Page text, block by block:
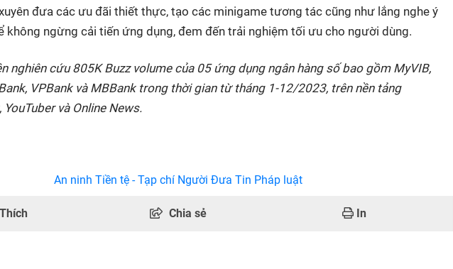
đưa các ưu đãi thiết thực, tạo các minigame tương tác cũng như lắng nghe ý
không ngừng cải tiến ứng dụng, đem đến trải nghiệm tối ưu cho người dùng.
nghiên cứu 805K Buzz volume của 05 ứng dụng ngân hàng số bao gồm MyVIB,
VPBank và MBBank trong thời gian từ tháng 1-12/2023, trên nền tảng
và Online News.
An ninh Tiền tệ - Tạp chí Người Đưa Tin Pháp luật
Thích Chia sẻ In